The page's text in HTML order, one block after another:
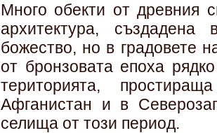
Много обекти от древния
архитектура,
божество, но в градовете
от бронзовата епоха
територията,
Афганистан и в
селища от този период.